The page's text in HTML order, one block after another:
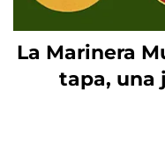
La Marinera
tapa, una